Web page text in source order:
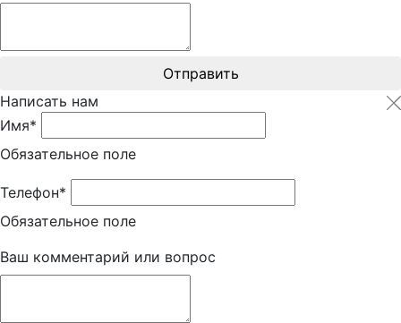
Отправить
Написать нам
Имя*
Обязательное поле
Телефон*
Обязательное поле
Ваш комментарий или вопрос